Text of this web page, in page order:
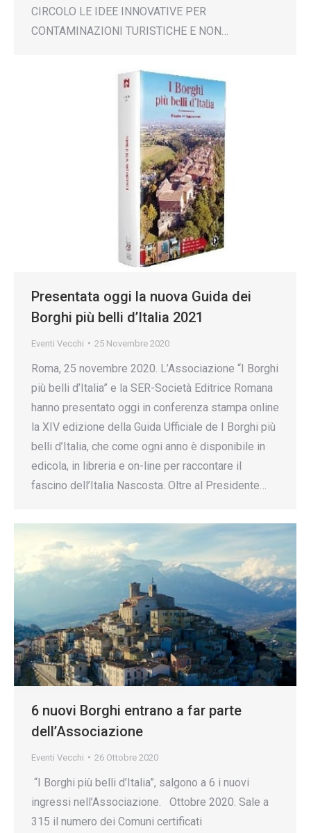
CIRCOLO LE IDEE INNOVATIVE PER
CONTAMINAZIONI TURISTICHE E NON…
Presentata oggi la nuova Guida dei
Borghi più belli d’Italia 2021
Eventi Vecchi 25 Novembre 2020
Roma, 25 novembre 2020. L’Associazione “I Borghi
più belli d’Italia” e la SER-Società Editrice Romana
hanno presentato oggi in conferenza stampa online
la XIV edizione della Guida Ufficiale de I Borghi più
belli d’Italia, che come ogni anno è disponibile in
edicola, in libreria e on-line per raccontare il
fascino dell’Italia Nascosta. Oltre al Presidente…
6 nuovi Borghi entrano a far parte
dell’Associazione
Eventi Vecchi 26 Ottobre 2020
“I Borghi più belli d’Italia”, salgono a 6 i nuovi
ingressi nell’Associazione. Ottobre 2020. Sale a
315 il numero dei Comuni certificati